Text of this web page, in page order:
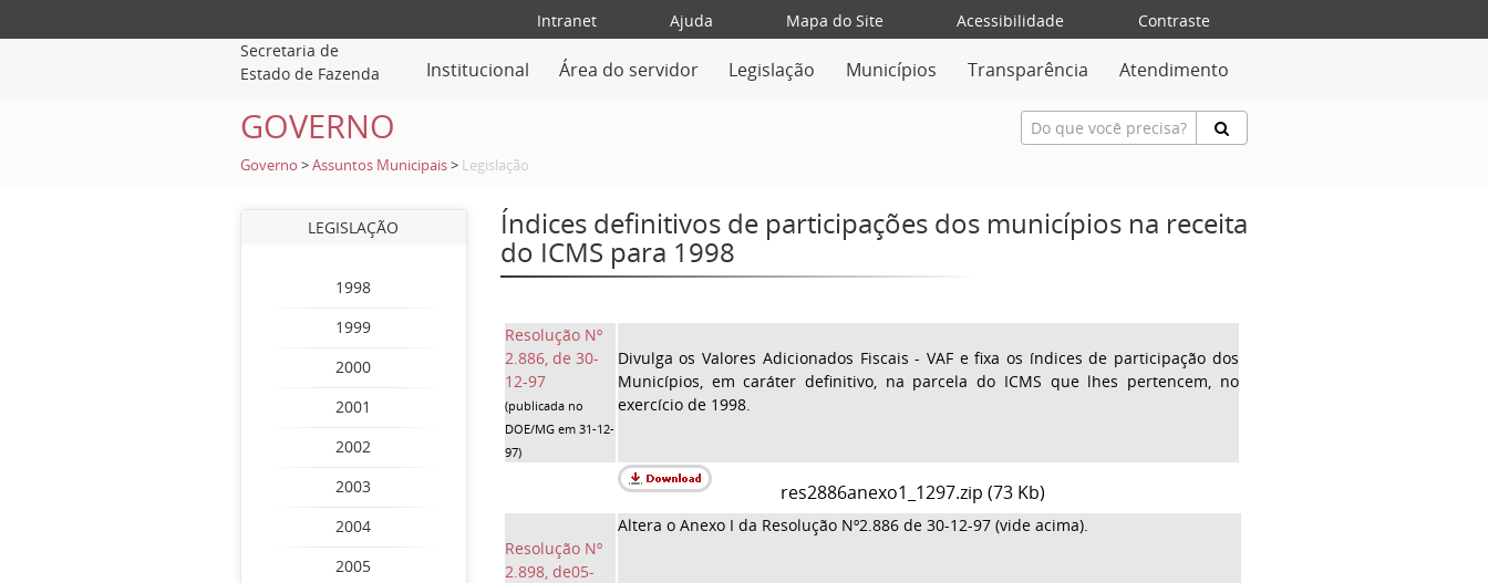
Intranet Ajuda Mapa do Site Acessibilidade
Contraste
Secretaria de
Estado de Fazenda
Institucional Área do servidor Legislação Municípios Transparência Atendimento
GOVERNO
Governo >Assuntos Municipais > Legislação
LEGISLAÇÃO
1998
1999
2000
2001
2002
2003
2004
2005
Índices definitivos de participações dos municípios na receita
do ICMS para 1998
Resolução Nº
2.886, de 30-
12-97
(publicada no
DOE/MG em 31-12-
97)
Divulga os Valores Adicionados Fiscais - VAF e fixa os índices de participação dos
Municípios, em caráter definitivo, na parcela do ICMS que lhes pertencem, no
exercício de 1998.
res2886anexo1_1297.zip (73 Kb)
Resolução Nº
2.898, de05-
Altera o Anexo I da Resolução Nº2.886 de 30-12-97 (vide acima).